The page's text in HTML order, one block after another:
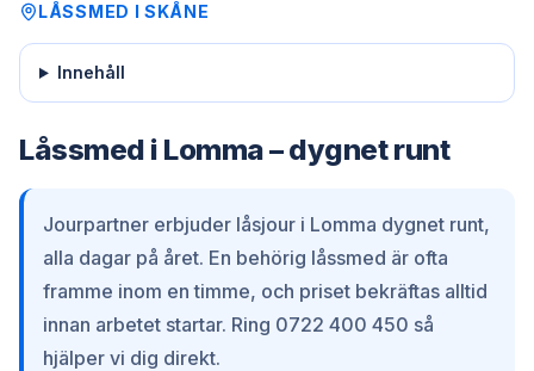
LÅSSMED ISKÅNE
Innehåll
Låssmed i Lomma – dygnet runt
Jourpartner erbjuder låsjour i Lomma dygnet runt,
alla dagar på året. En behörig låssmed är ofta
framme inom en timme, och priset bekräftas alltid
innan arbetet startar. Ring 0722 400 450 så
hjälper vi dig direkt.